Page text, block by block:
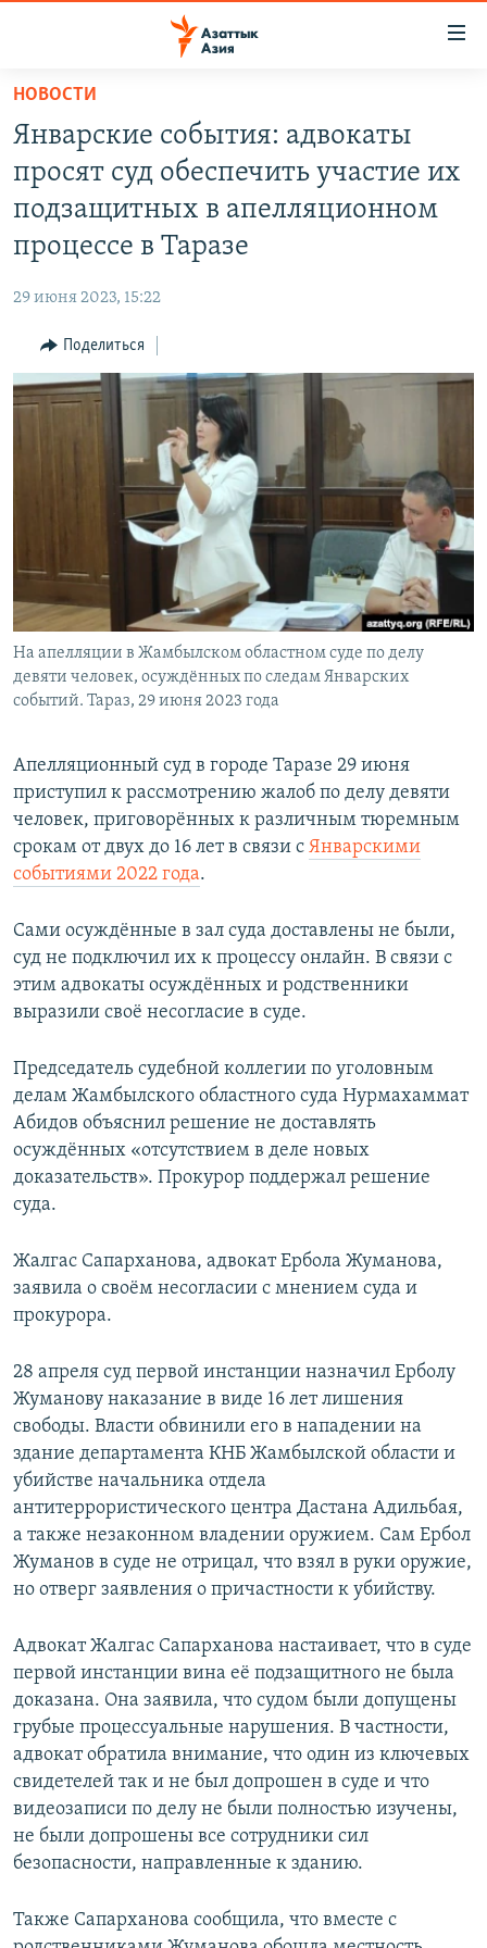
Вернуться
основному
содержанию
Вернутся
главной
Вернутся
поиску
КАЗАХСТАН
НОВОСТИ
ВОЙНА В УКРАИНЕ
НА ДРУГИХ ЯЗЫКАХ
ЎЗБЕКЧА
ТОҶИКӢ
ПОДПИШИТЕСЬ НА НАС В СОЦСЕТЯХ
Все сайты РСЕ/РС
НОВОСТИ
Январские события: адвокаты
просят суд обеспечить участие их
подзащитных в апелляционном
процессе в Таразе
29 июня 2023, 15:22
Поделиться
На апелляции в Жамбылском областном суде по делу
девяти человек, осуждённых по следам Январских
событий. Тараз, 29 июня 2023 года
Апелляционный суд в городе Таразе 29 июня
приступил к рассмотрению жалоб по делу девяти
человек, приговорённых к различным тюремным
срокам от двух до 16 лет в связи с Январскими
событиями 2022 года.
Сами осуждённые в зал суда доставлены не были,
суд не подключил их к процессу онлайн. В связи с
этим адвокаты осуждённых и родственники
выразили своё несогласие в суде.
Председатель судебной коллегии по уголовным
делам Жамбылского областного суда Нурмахаммат
Абидов объяснил решение не доставлять
осуждённых «отсутствием в деле новых
доказательств». Прокурор поддержал решение
суда.
Жалгас Сапарханова, адвокат Ербола Жуманова,
заявила о своём несогласии с мнением суда и
прокурора.
28 апреля суд первой инстанции назначил Ерболу
Жуманову наказание в виде 16 лет лишения
свободы. Власти обвинили его в нападении на
здание департамента КНБ Жамбылской области и
убийстве начальника отдела
антитеррористического центра Дастана Адильбая,
а также незаконном владении оружием. Сам Ербол
Жуманов в суде не отрицал, что взял в руки оружие,
но отверг заявления о причастности к убийству.
Адвокат Жалгас Сапарханова настаивает, что в суде
первой инстанции вина её подзащитного не была
доказана. Она заявила, что судом были допущены
грубые процессуальные нарушения. В частности,
адвокат обратила внимание, что один из ключевых
свидетелей так и не был допрошен в суде и что
видеозаписи по делу не были полностью изучены,
не были допрошены все сотрудники сил
безопасности, направленные к зданию.
Также Сапарханова сообщила, что вместе с